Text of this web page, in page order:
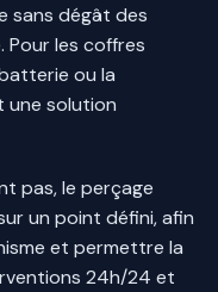
sans dégât des
Pour les coffres
ou la
une solution
pas, le perçage
un point défini, afin
et permettre la
24h/24 et